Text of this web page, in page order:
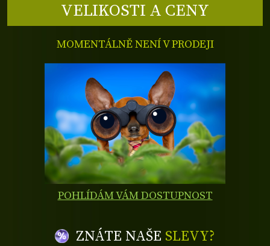
VELIKOSTI A CENY
MOMENTÁLNĚ NENÍ V PRODEJI
POHLÍDÁM VÁM DOSTUPNOST
ZNÁTE NAŠE SLEVY?